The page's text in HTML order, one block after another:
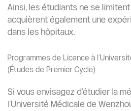
Ainsi, les étudiants ne se
acquièrent également une
dans les hôpitaux.
Programmes de Licence à
(Études de Premier Cycle)
Si vous envisagez d’étudier la
l’Université Médicale de